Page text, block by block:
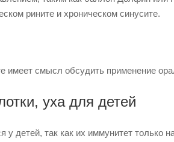
рините и хроническом синусите.
имеет смысл обсудить применение
уха для детей
у детей, так как их иммунитет